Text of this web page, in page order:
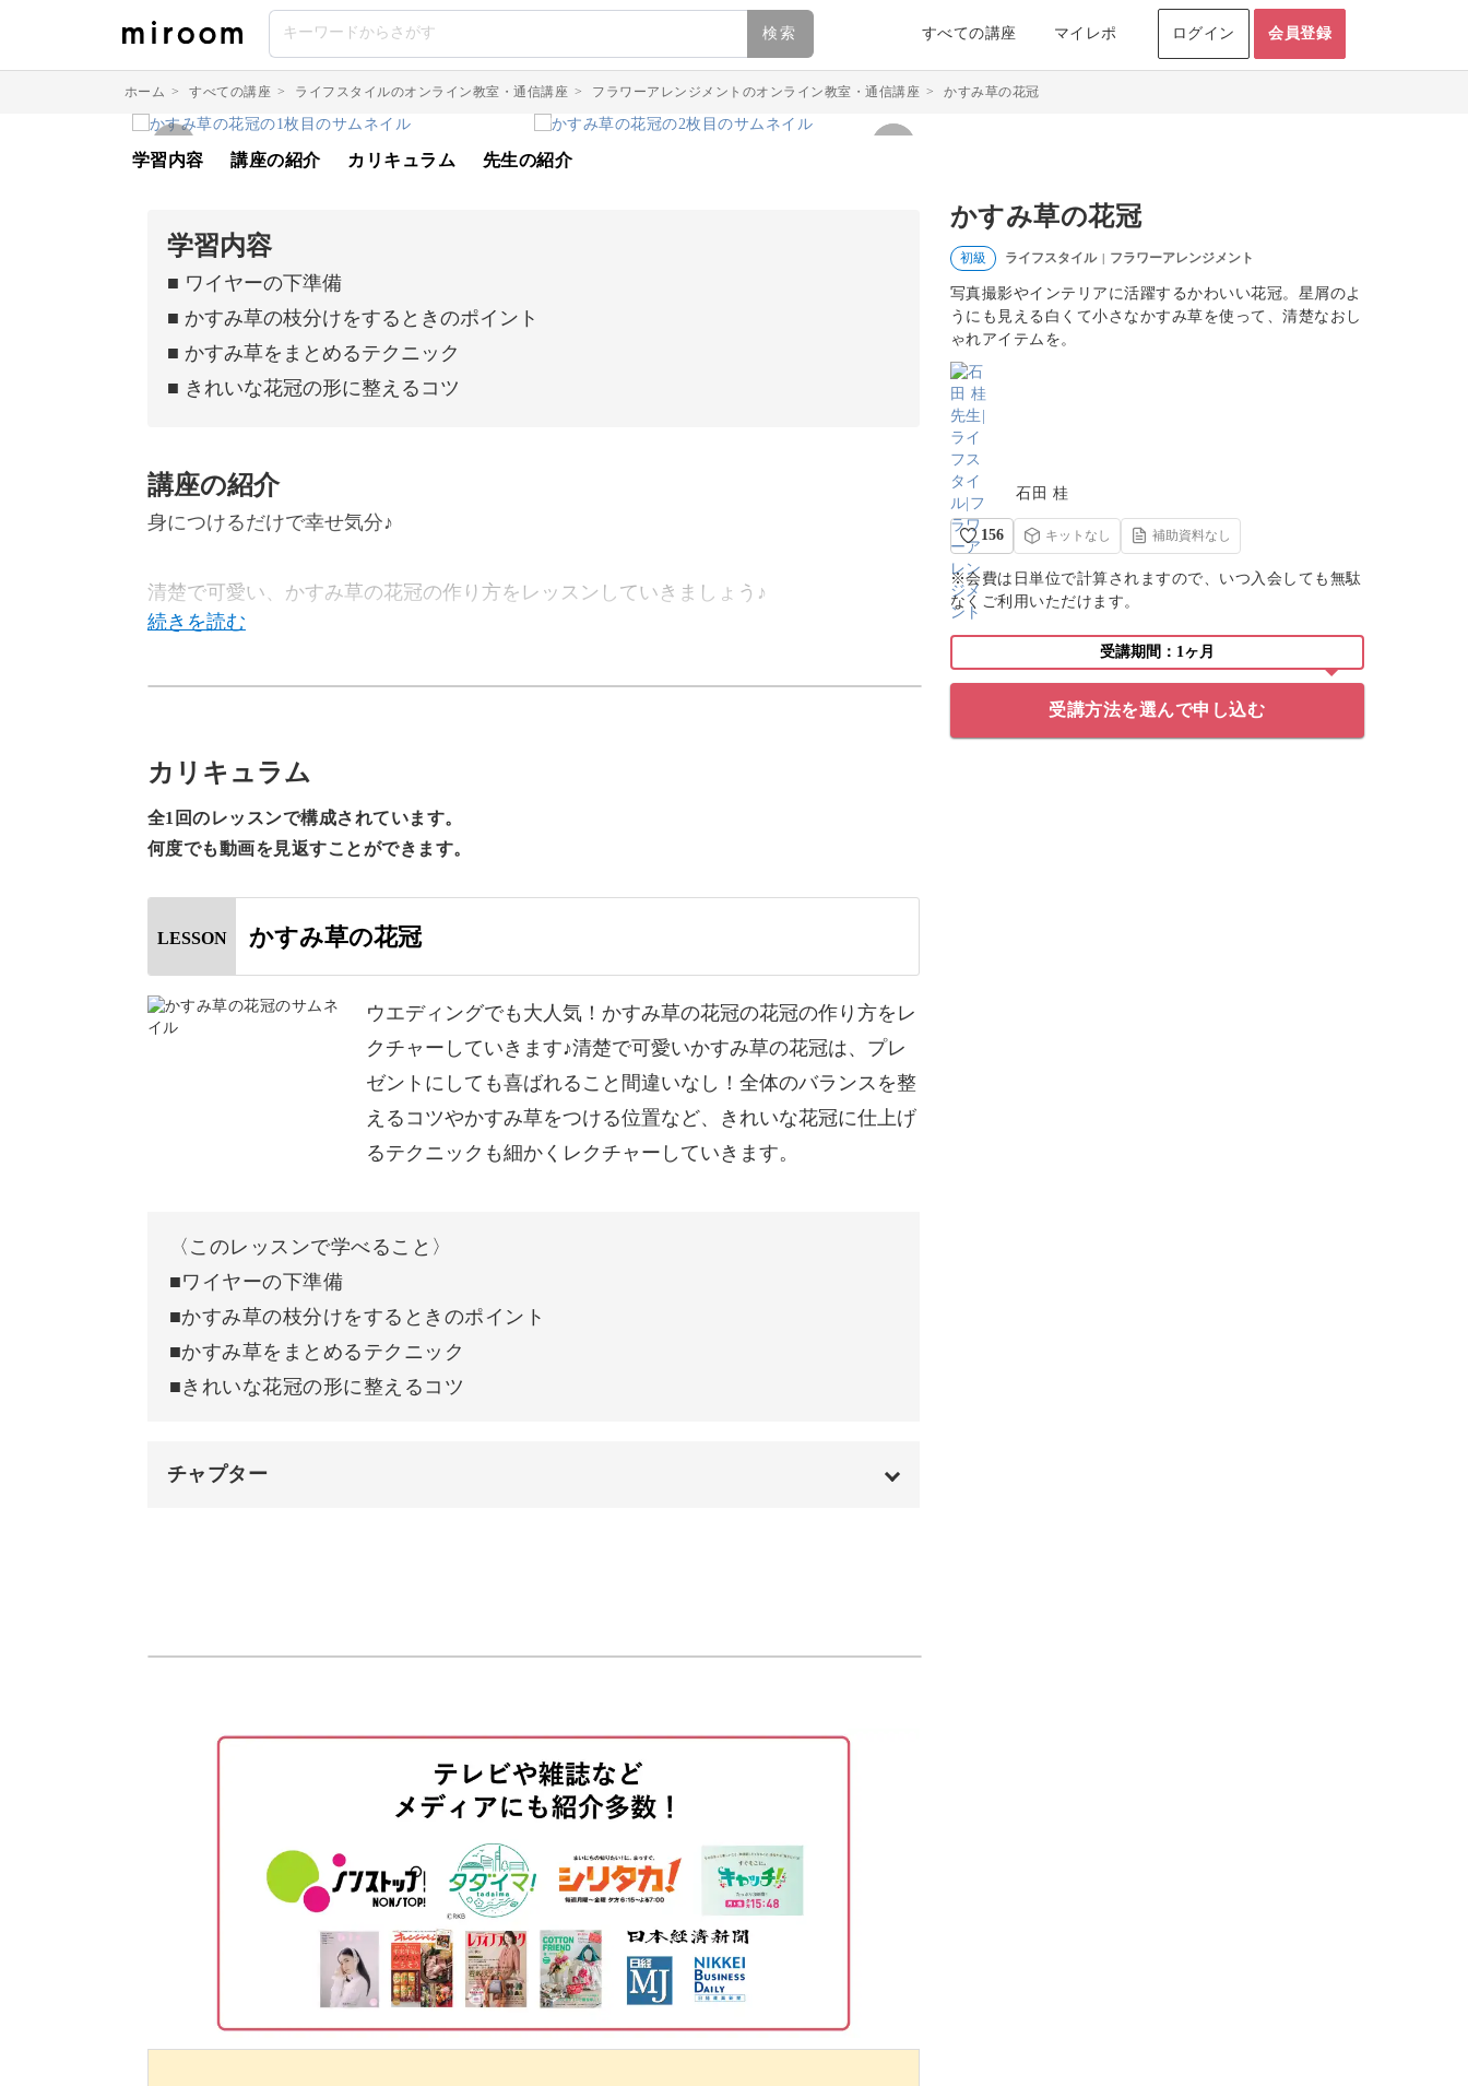
検索 すべての講座 マイレポ ログイン 会員登録
ホーム > すべての講座 > ライフスタイルのオンライン教室・通信講座 > フラワーアレンジメントのオンライン教室・通信講座 > かすみ草の花冠
かすみ草の花冠
初級 ライフスタイル | フラワーアレンジメント
写真撮影やインテリアに活躍するかわいい花冠。星屑のよ
うにも見える白くて小さなかすみ草を使って、清楚なおし
ゃれアイテムを。
石田 桂
156 キットなし 補助資料なし
※会費は日単位で計算されますので、いつ入会しても無駄
なくご利用いただけます。
受講期間：1ヶ月
受講方法を選んで申し込む
学習内容 講座の紹介 カリキュラム 先生の紹介
学習内容
■ ワイヤーの下準備
■ かすみ草の枝分けをするときのポイント
■ かすみ草をまとめるテクニック
■ きれいな花冠の形に整えるコツ
講座の紹介
身につけるだけで幸せ気分♪
清楚で可愛い、かすみ草の花冠の作り方をレッスンしていきましょう♪
7月7日といえば七夕が有名ですが、実はかすみ草の日でもあります。
のが由来といわれています。
今年の七夕には笹飾りだけでなくかすみ草も取り入れて、素敵な日を過ごしてみません
かすみ草の枝分けやパーツ作りを中心に、きれいな花冠にまとめる方法をレッスンして
具体的なポイントは、
◆ワイヤーの下準備
◆かすみ草の枝分けをするときのポイント
◆きれいな花冠の形に整えるコツ
お好みの色や模様のリボンを取りつけて、おしゃれな花冠に仕上げてみてくださいね。
カリキュラム
全1回のレッスンで構成されています。
何度でも動画を見返すことができます。
LESSON かすみ草の花冠
ウエディングでも大人気！かすみ草の花冠の花冠の作り方をレ
クチャーしていきます♪清楚で可愛いかすみ草の花冠は、プレ
ゼントにしても喜ばれること間違いなし！全体のバランスを整
えるコツやかすみ草をつける位置など、きれいな花冠に仕上げ
るテクニックも細かくレクチャーしていきます。
〈このレッスンで学べること〉
■ワイヤーの下準備
■かすみ草の枝分けをするときのポイント
■かすみ草をまとめるテクニック
■きれいな花冠の形に整えるコツ
チャプター
かすみ草をカットしてパーツを作る
ベースに配置してイメージを確認する
ベースにパーツをつける
リボンをつける